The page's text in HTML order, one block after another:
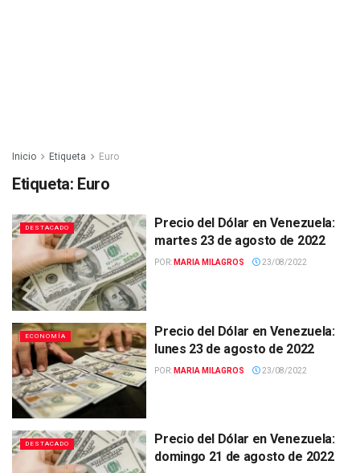
Inicio Etiqueta Euro
Etiqueta: Euro
DESTACADO
Precio del Dólar en Venezuela:
martes 23 de agosto de 2022
POR: MARIA MILAGROS 23/08/2022
ECONOMÍA
Precio del Dólar en Venezuela:
lunes 23 de agosto de 2022
POR: MARIA MILAGROS 23/08/2022
DESTACADO
Precio del Dólar en Venezuela:
domingo 21 de agosto de 2022